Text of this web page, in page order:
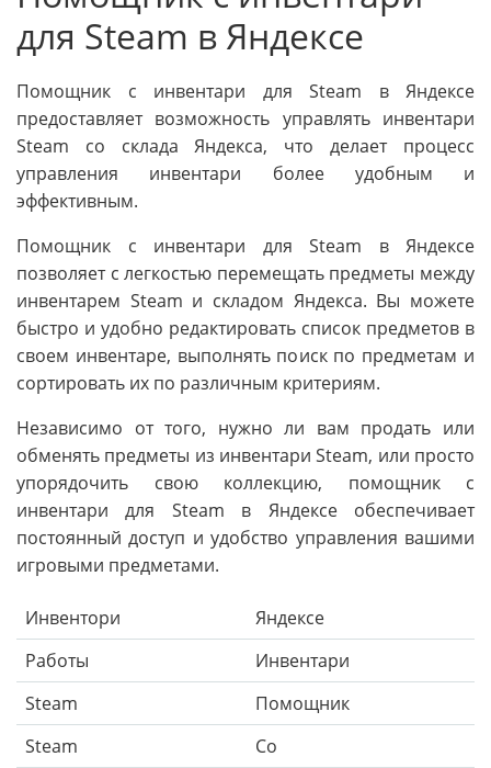
для Steam в Яндексе
Помощник с инвентари для Steam в Яндексе
предоставляет возможность управлять инвентари
Steam со склада Яндекса, что делает процесс
управления инвентари более удобным и
эффективным.
Помощник с инвентари для Steam в Яндексе
позволяет с легкостью перемещать предметы между
инвентарем Steam и складом Яндекса. Вы можете
быстро и удобно редактировать список предметов в
своем инвентаре, выполнять поиск по предметам и
сортировать их по различным критериям.
Независимо от того, нужно ли вам продать или
обменять предметы из инвентари Steam, или просто
упорядочить свою коллекцию, помощник с
инвентари для Steam в Яндексе обеспечивает
постоянный доступ и удобство управления вашими
игровыми предметами.
Инвентори
Яндексе
Работы
Инвентари
Steam
Помощник
Steam
Со